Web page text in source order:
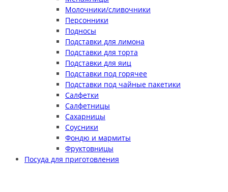
Молочники/сливочники
Персонники
Подносы
Подставки для лимона
Подставки для торта
Подставки для яиц
Подставки под горячее
Подставки под чайные пакетики
Салфетки
Салфетницы
Сахарницы
Соусники
Фондю и мармиты
Фруктовницы
Посуда для приготовления